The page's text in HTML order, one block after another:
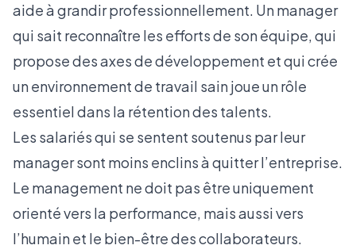
aide à grandir professionnellement. Un manager
qui sait reconnaître les efforts de son équipe, qui
propose des axes de développement et qui crée
un environnement de travail sain joue un rôle
essentiel dans la rétention des talents.
Les salariés qui se sentent soutenus par leur
manager sont moins enclins à quitter l’entreprise.
Le management ne doit pas être uniquement
orienté vers la performance, mais aussi vers
l’humain et le bien-être des collaborateurs.